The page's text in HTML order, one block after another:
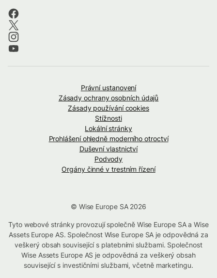
Právní ustanovení
Zásady ochrany osobních údajů
Zásady používání cookies
Stížnosti
Lokální stránky
Prohlášení ohledně moderního otroctví
Duševní vlastnictví
Podvody
Orgány činné v trestním řízení
© Wise Europe SA 2026
Tyto webové stránky provozují společně Wise Europe SA a Wise
Assets Europe AS. Společnost Wise Europe SA je odpovědná za
veškerý obsah související s platebními službami. Společnost
Wise Assets Europe AS je odpovědná za veškerý obsah
související s investičními službami, včetně marketingu.